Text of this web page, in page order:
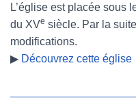
L’église est placée sous
du XVe siècle. Par la
modifications.
▶ Découvrez cette